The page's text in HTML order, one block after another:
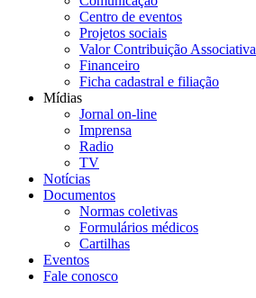
Centro de eventos
Projetos sociais
Valor Contribuição Associativa
Financeiro
Ficha cadastral e filiação
Mídias
Jornal on-line
Imprensa
Radio
TV
Notícias
Documentos
Normas coletivas
Formulários médicos
Cartilhas
Eventos
Fale conosco